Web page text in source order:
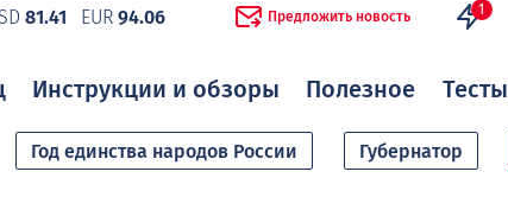
81.41 EUR 94.06 Предложить новость 1
Инструкции и обзоры Полезное Тесты
Год единства народов России Губернатор